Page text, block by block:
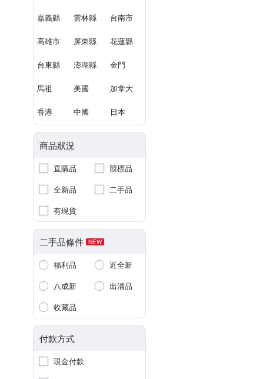
嘉義縣 雲林縣 台南市
高雄市 屏東縣 花蓮縣
台東縣 澎湖縣 金門
馬祖 美國 加拿大
香港 中國 日本
商品狀況
直購品
競標品
全新品
二手品
有現貨
二手品條件 NEW
福利品
近全新
八成新
出清品
收藏品
付款方式
現金付款